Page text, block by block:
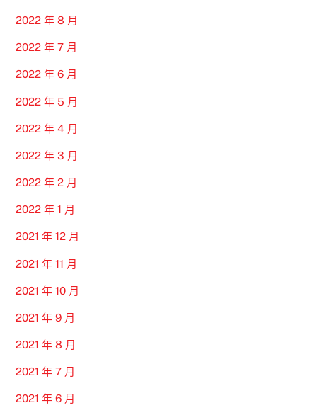
2022 年 8 月
2022 年 7 月
2022 年 6 月
2022 年 5 月
2022 年 4 月
2022 年 3 月
2022 年 2 月
2022 年 1 月
2021 年 12 月
2021 年 11 月
2021 年 10 月
2021 年 9 月
2021 年 8 月
2021 年 7 月
2021 年 6 月